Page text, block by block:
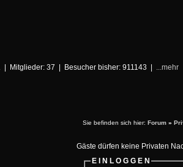
| Mitglieder: 37 | Besucher bisher: 911143 | ...mehr
Sie befinden sich hier: Forum »
Gäste dürfen keine Privaten
E I N L O G G E N